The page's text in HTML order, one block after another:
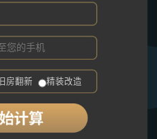
旧房翻新 精装改造